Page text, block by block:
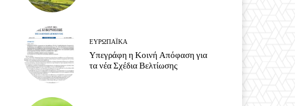
ΕΥΡΩΠΑΪΚΆ
Υπεγράφη η Κοινή Απόφαση για
τα νέα Σχέδια Βελτίωσης